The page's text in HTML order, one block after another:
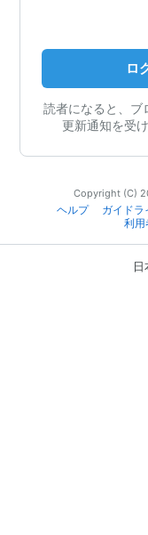
ロ
読者になると、ブ
更新通知を受
Copyright (C)
ヘルプ
ガイドラ
利用
日